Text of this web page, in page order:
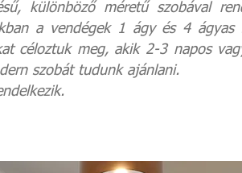
különböző méretű szobával
a vendégek 1 ágy és 4 ágyas
céloztuk meg, akik 2-3 napos
szobát tudunk ajánlani.